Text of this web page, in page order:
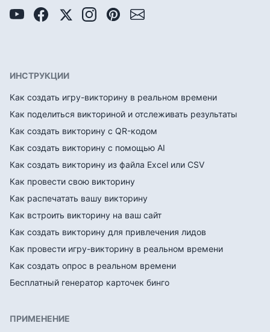
ИНСТРУКЦИИ
Как создать игру-викторину в реальном времени
Как поделиться викториной и отслеживать результаты
Как создать викторину с QR-кодом
Как создать викторину с помощью AI
Как создать викторину из файла Excel или CSV
Как провести свою викторину
Как распечатать вашу викторину
Как встроить викторину на ваш сайт
Как создать викторину для привлечения лидов
Как провести игру-викторину в реальном времени
Как создать опрос в реальном времени
Бесплатный генератор карточек бинго
ПРИМЕНЕНИЕ